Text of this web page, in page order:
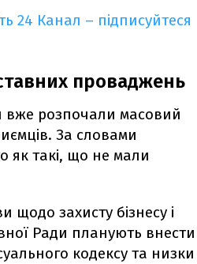
24 Канал – підписуйтеся
проваджень
вже розпочали масовий
За словами
як такі, що не мали
щодо захисту бізнесу і
Ради планують внести
кодексу та низки